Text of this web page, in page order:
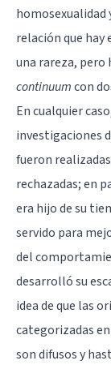
relación que hay
una rareza, pero
continuumcon
En cualquier
investigaciones
fueron
rechazadas; en
era hijo de su
servido para
del
desarrolló su
idea de que las
categorizadas
son difusos y